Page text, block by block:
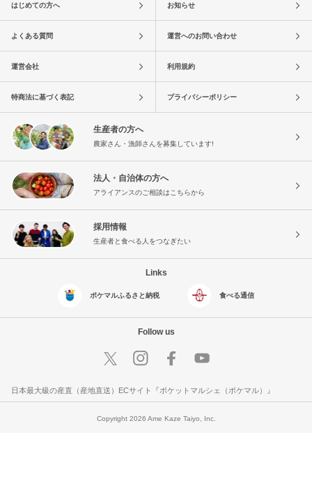
はじめての方へ お知らせ
よくある質問 運営へのお問い合わせ
運営会社 利用規約
特商法に基づく表記 プライバシーポリシー
生産者の方へ
農家さん・漁師さんを募集しています!
法人・自治体の方へ
アライアンスのご相談はこちらから
採用情報
生産者と食べる人をつなぎたい
Links
ポケマルふるさと納税 食べる通信
Follow us
日本最大級の産直（産地直送）ECサイト『ポケットマルシェ（ポケマル）』
Copyright 2026 Ame Kaze Taiyo, Inc.